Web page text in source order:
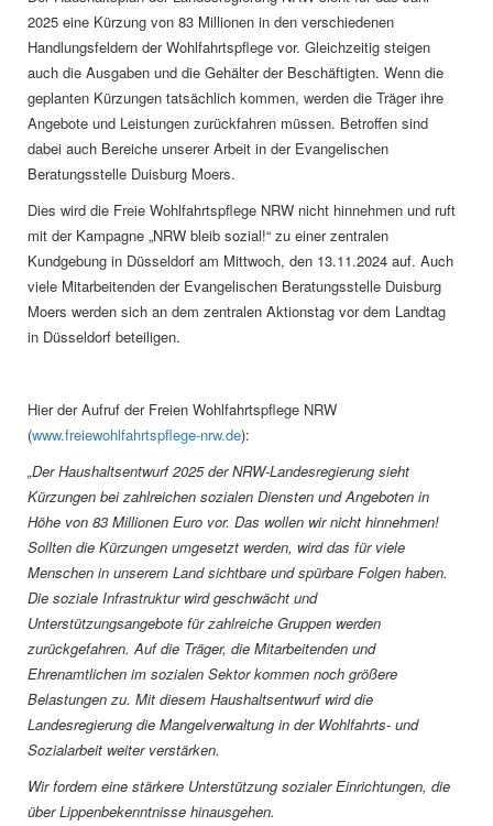
2025 eine Kürzung von 83 Millionen in den verschiedenen
Handlungsfeldern der Wohlfahrtspflege vor. Gleichzeitig steigen
auch die Ausgaben und die Gehälter der Beschäftigten. Wenn die
geplanten Kürzungen tatsächlich kommen, werden die Träger ihre
Angebote und Leistungen zurückfahren müssen. Betroffen sind
dabei auch Bereiche unserer Arbeit in der Evangelischen
Beratungsstelle Duisburg Moers.
Dies wird die Freie Wohlfahrtspflege NRW nicht hinnehmen und ruft
mit der Kampagne „NRW bleib sozial!“ zu einer zentralen
Kundgebung in Düsseldorf am Mittwoch, den 13.11.2024 auf. Auch
viele Mitarbeitenden der Evangelischen Beratungsstelle Duisburg
Moers werden sich an dem zentralen Aktionstag vor dem Landtag
in Düsseldorf beteiligen.
Hier der Aufruf der Freien Wohlfahrtspflege NRW
(www.freiewohlfahrtspflege-nrw.de):
„Der Haushaltsentwurf 2025 der NRW-Landesregierung sieht
Kürzungen bei zahlreichen sozialen Diensten und Angeboten in
Höhe von 83 Millionen Euro vor. Das wollen wir nicht hinnehmen!
Sollten die Kürzungen umgesetzt werden, wird das für viele
Menschen in unserem Land sichtbare und spürbare Folgen haben.
Die soziale Infrastruktur wird geschwächt und
Unterstützungsangebote für zahlreiche Gruppen werden
zurückgefahren. Auf die Träger, die Mitarbeitenden und
Ehrenamtlichen im sozialen Sektor kommen noch größere
Belastungen zu. Mit diesem Haushaltsentwurf wird die
Landesregierung die Mangelverwaltung in der Wohlfahrts- und
Sozialarbeit weiter verstärken.
Wir fordern eine stärkere Unterstützung sozialer Einrichtungen, die
über Lippenbekenntnisse hinausgehen.